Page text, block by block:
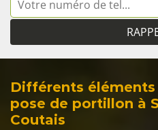
Différents
pose de portillon à
Coutais